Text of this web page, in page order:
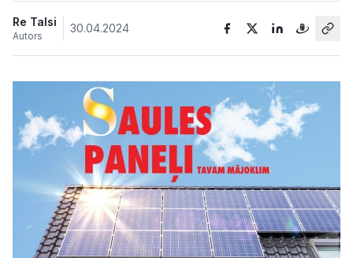
Kultūra
Bizness
Video
Re Talsi
Autors
30.04.2024